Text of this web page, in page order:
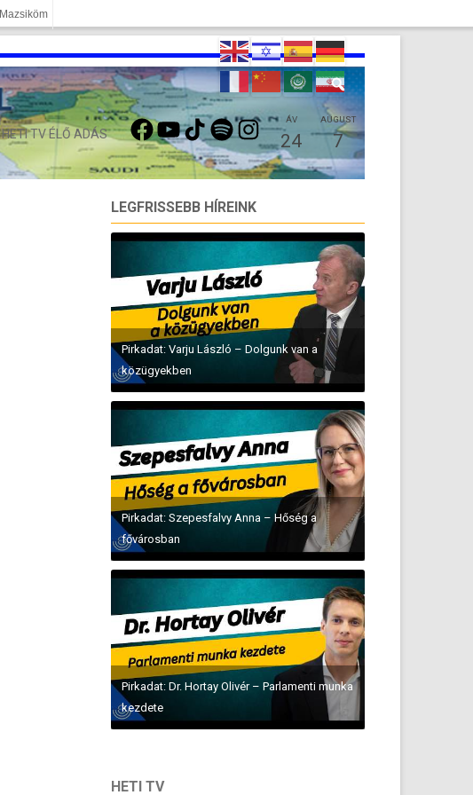
Mazsiköm
HETI TV ÉLŐ ADÁS
FACEBOOKYOUTUBETIKTOKSPOTIFYINSTAGRAMÁV
24
AUGUST
7
LEGFRISSEBB HÍREINK
Pirkadat: Varju László – Dolgunk van a
közügyekben
Pirkadat: Szepesfalvy Anna – Hőség a
fővárosban
Pirkadat: Dr. Hortay Olivér – Parlamenti munka
kezdete
HETI TV